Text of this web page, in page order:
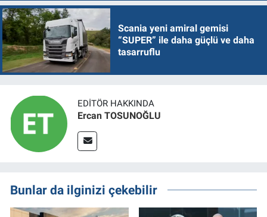
Scania yeni amiral gemisi
“SUPER” ile daha güçlü ve daha
tasarruflu
EDITÖR HAKKINDA
Ercan TOSUNOĞLU
Bunlar da ilginizi çekebilir